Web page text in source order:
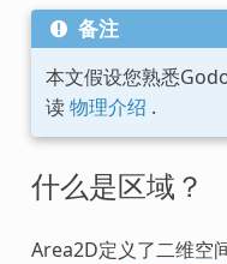
备注
本文假设您熟悉
读物理介绍 .
什么是区域？
Area2D定义了二维空